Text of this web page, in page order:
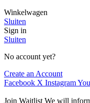
Winkelwagen
Sluiten
Sign in
Sluiten
No account yet?
Create an Account
Facebook X Instagram
Join Waitlist We will